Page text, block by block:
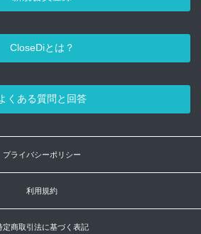
CloseDiとは？
くある質問と回答
プライバシーポリシー
利用規約
定商取引法に基づく表記